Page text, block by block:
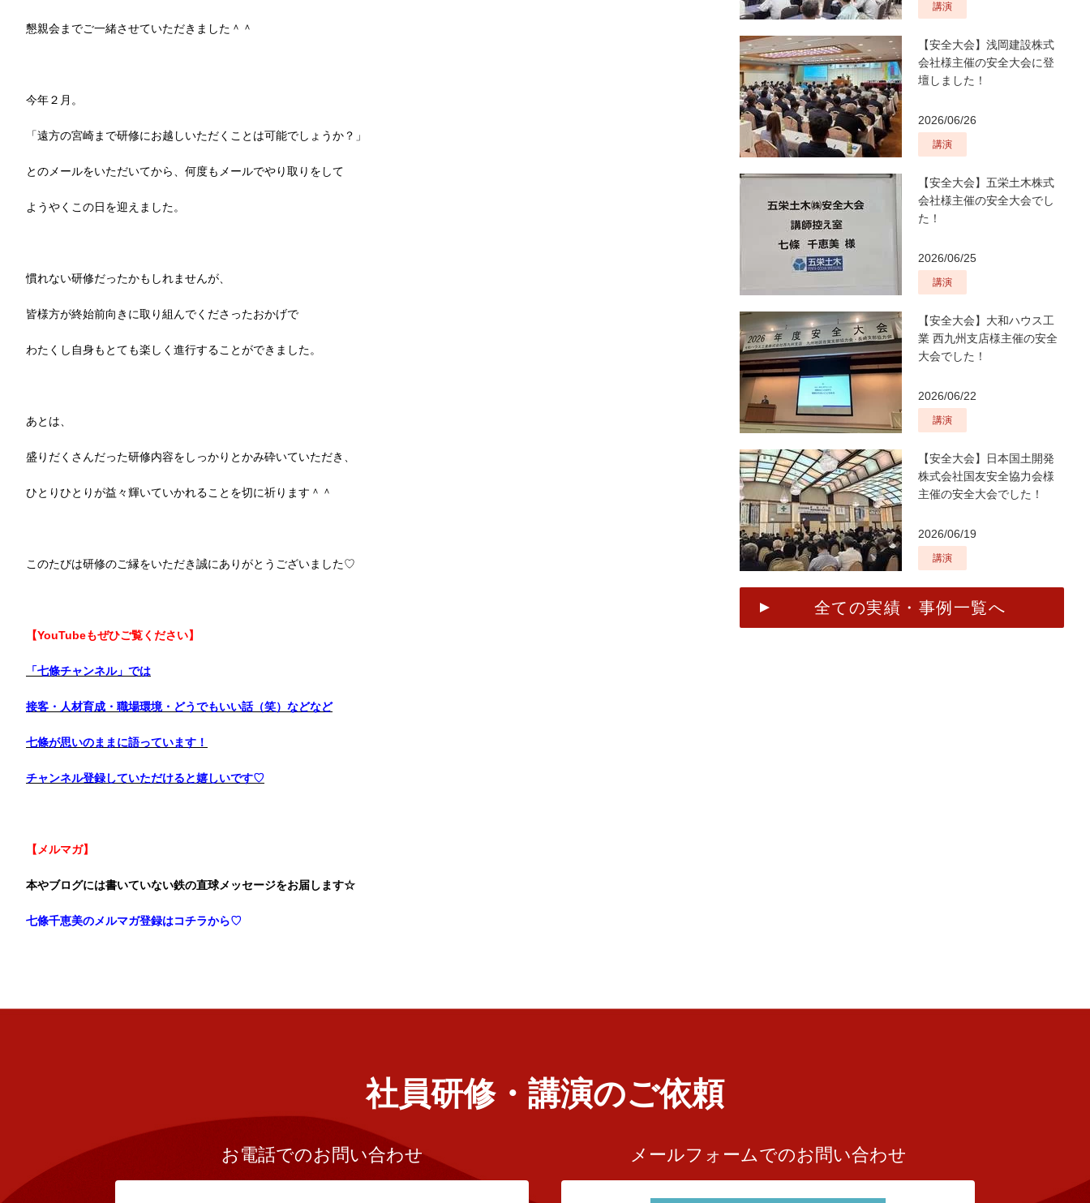
懇親会までご一緒させていただきました＾＾
今年２月。
「遠方の宮崎まで研修にお越しいただくことは可能でしょうか？」
とのメールをいただいてから、何度もメールでやり取りをして
ようやくこの日を迎えました。
慣れない研修だったかもしれませんが、
皆様方が終始前向きに取り組んでくださったおかげで
わたくし自身もとても楽しく進行することができました。
あとは、
盛りだくさんだった研修内容をしっかりとかみ砕いていただき、
ひとりひとりが益々輝いていかれることを切に祈ります＾＾
このたびは研修のご縁をいただき誠にありがとうございました♡
【YouTubeもぜひご覧ください】
「七條チャンネル」では
接客・人材育成・職場環境・どうでもいい話（笑）などなど
七條が思いのままに語っています！
チャンネル登録していただけると嬉しいです♡
【メルマガ】
本やブログには書いていない鉄の直球メッセージをお届します☆
七條千恵美のメルマガ登録はコチラから♡
講演
【安全大会】浅岡建設株式
会社様主催の安全大会に登
壇しました！
2026/06/26
講演
【安全大会】五栄土木株式
会社様主催の安全大会でし
た！
2026/06/25
講演
【安全大会】大和ハウス工
業 西九州支店様主催の安全
大会でした！
2026/06/22
講演
【安全大会】日本国土開発
株式会社国友安全協力会様
主催の安全大会でした！
2026/06/19
講演
全ての実績・事例一覧へ
社員研修・講演のご依頼
お電話でのお問い合わせ メールフォームでのお問い合わせ